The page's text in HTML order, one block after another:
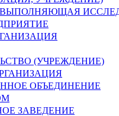
(УЧРЕЖДЕНИЕ)
ОБЪЕДИНЕНИЕ
ЗАВЕДЕНИЕ